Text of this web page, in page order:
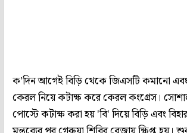
ক'দিন আগেই বিড়ি থেকে জিএসটি কমানো
কেরল নিয়ে কটাক্ষ করে কেরল কংগ্রেস।
পোস্টে কটাক্ষ করা হয় 'বি' দিয়ে বিড়ি এবং